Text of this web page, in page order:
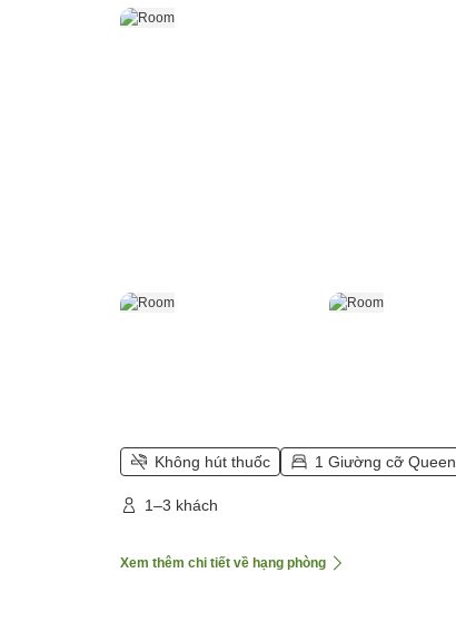
Không hút thuốc 1 Giường cỡ Queen
1–3 khách
Xem thêm chi tiết về hạng phòng